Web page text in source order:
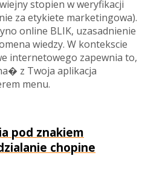
stopien w weryfikacji
za etykiete marketingowa).
online BLIK, uzasadnienie
wiedzy. W kontekscie
internetowego zapewnia to,
z Twoja aplikacja
menu.
pod znakiem
chopine